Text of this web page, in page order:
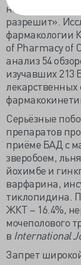
написали, что
разрешит».
фармакологии
of Pharmacy of
анализ 54
изучавших 213
Серьёзные
препаратов
приёме БАД с
зверобоем,
йохимбе и
варфарина,
тиклопидина.
ЖКТ – 16.4%,
мочеполового
в International
Запрет